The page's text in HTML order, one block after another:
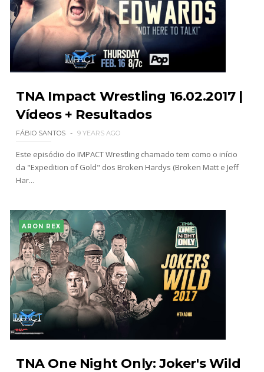
TNA Impact Wrestling 16.02.2017 |
Vídeos + Resultados
FÁBIO SANTOS 9 YEARS AGO
Este episódio do IMPACT Wrestling chamado tem como o início
da "Expedition of Gold" dos Broken Hardys (Broken Matt e Jeff
Har...
ARON REX
TNA One Night Only: Joker's Wild